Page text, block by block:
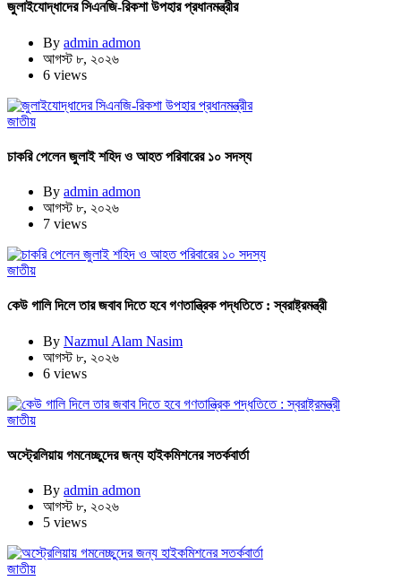
জুলাইযোদ্ধাদের সিএনজি-রিকশা উপহার প্রধানমন্ত্রীর
By admin admon
আগস্ট ৮, ২০২৬
6 views
জাতীয়
চাকরি পেলেন জুলাই শহিদ ও আহত পরিবারের ১০ সদস্য
By admin admon
আগস্ট ৮, ২০২৬
7 views
জাতীয়
কেউ গালি দিলে তার জবাব দিতে হবে গণতান্ত্রিক পদ্ধতিতে : স্বরাষ্ট্রমন্ত্রী
By Nazmul Alam Nasim
আগস্ট ৮, ২০২৬
6 views
জাতীয়
অস্ট্রেলিয়ায় গমনেচ্ছুদের জন্য হাইকমিশনের সতর্কবার্তা
By admin admon
আগস্ট ৮, ২০২৬
5 views
জাতীয়